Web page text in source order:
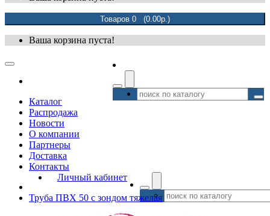
Товаров 0 (0.00р.)
Ваша корзина пуста!
Каталог
Распродажа
Новости
О компании
Партнеры
Доставка
Контакты
Личный кабинет
Труба ПВХ 50 с зондом тяжелая